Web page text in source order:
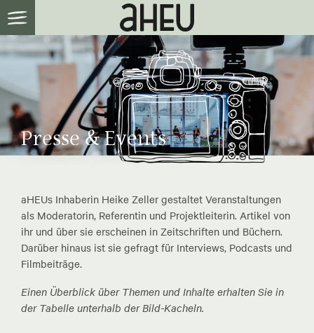
Presse & Events
aHEUs Inhaberin Heike Zeller gestaltet Veranstaltungen
als Moderatorin, Referentin und Projektleiterin. Artikel von
ihr und über sie erscheinen in Zeitschriften und Büchern.
Darüber hinaus ist sie gefragt für Interviews, Podcasts und
Filmbeiträge.
Einen Überblick über Themen und Inhalte erhalten Sie in
der Tabelle unterhalb der Bild-Kacheln.